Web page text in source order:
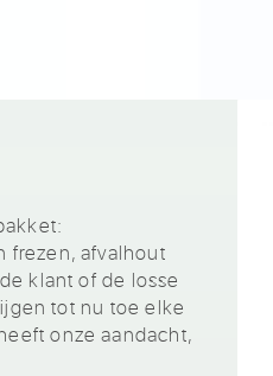
frezen, afvalhout
klant of de losse
tot nu toe elke
onze aandacht,